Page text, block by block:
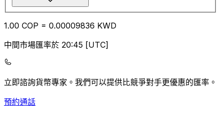
1.00 COP = 0.00009836 KWD
中間市場匯率於 20:45 [UTC]
立即諮詢貨幣專家。 我們可以提供比競爭對手更優惠的匯率。
預約通話